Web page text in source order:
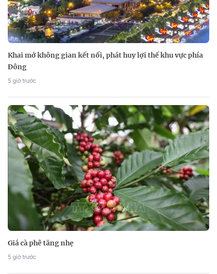
Khai mở không gian kết nối, phát huy lợi thế khu vực phía
Đông
5 giờ trước
Giá cà phê tăng nhẹ
5 giờ trước